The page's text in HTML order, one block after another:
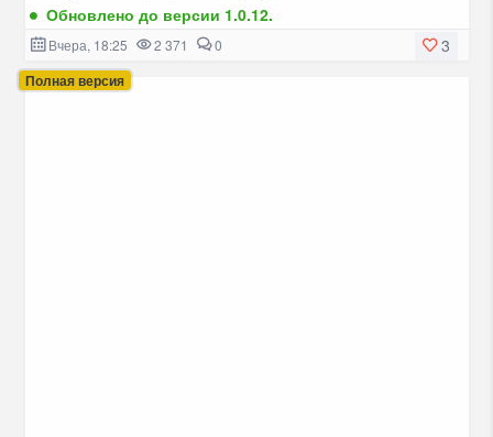
Обновлено до версии 1.0.12.
3
Вчера, 18:25 2 371 0
Полная версия